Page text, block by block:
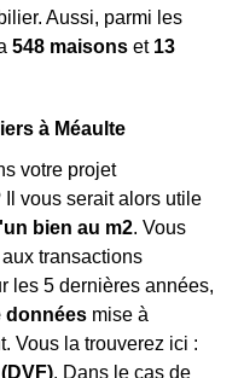
Aussi, parmi les
548 maisons et 13
à Méaulte
votre projet
Il vous serait alors utile
bien au m2. Vous
transactions
les 5 dernières années,
données mise à
Vous la trouverez ici :
. Dans le cas de